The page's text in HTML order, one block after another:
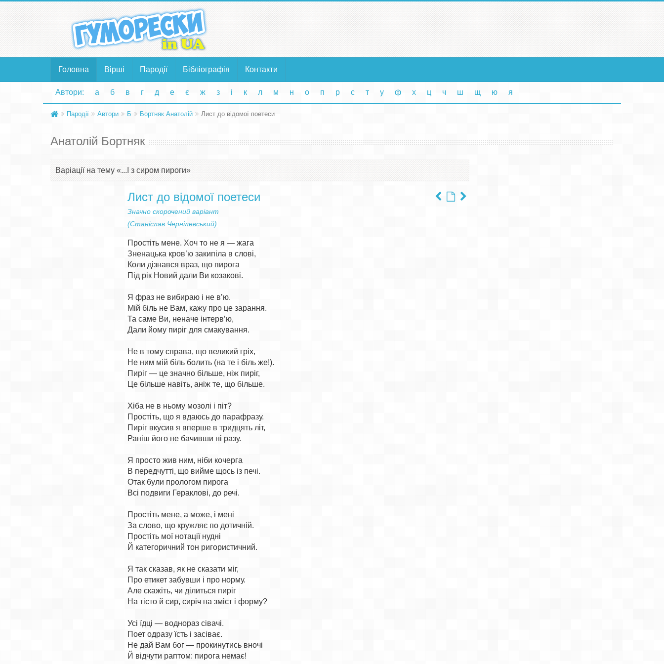
Головна Вірші Пародії Бібліографія Контакти
Автори: а б в г д е є ж з і к л м н о п р с т у ф х ц ч ш щ ю я
Пародії Автори Б Бортняк Анатолій Лист до відомої поетеси
Анатолій Бортняк
Варіації на тему «...І з сиром пироги»
Лист до відомої поетеси
Значно скорочений варіант
(Станіслав Чернілевський)
Простіть мене. Хоч то не я — жага
Зненацька кров’ю закипіла в слові,
Коли дізнався враз, що пирога
Під рік Новий дали Ви козакові.
Я фраз не вибираю і не в’ю.
Мій біль не Вам, кажу про це зарання.
Та саме Ви, неначе інтерв’ю,
Дали йому пиріг для смакування.
Не в тому справа, що великий гріх,
Не ним мій біль болить (на те і біль же!).
Пиріг — це значно більше, ніж пиріг,
Це більше навіть, аніж те, що більше.
Хіба не в ньому мозолі і піт?
Простіть, що я вдаюсь до парафразу.
Пиріг вкусив я вперше в тридцять літ,
Раніш його не бачивши ні разу.
Я просто жив ним, ніби кочерга
В передчутті, що вийме щось із печі.
Отак були прологом пирога
Всі подвиги Гераклові, до речі.
Простіть мене, а може, і мені
За слово, що кружляє по дотичній.
Простіть мої нотації нудні
Й категоричний тон ригористичний.
Я так сказав, як не сказати міг,
Про етикет забувши і про норму.
Але скажіть, чи ділиться пиріг
На тісто й сир, сиріч на зміст і форму?
Усі їдці — воднораз сівачі.
Поет одразу їсть і засіває.
Не дай Вам бог — прокинутись вночі